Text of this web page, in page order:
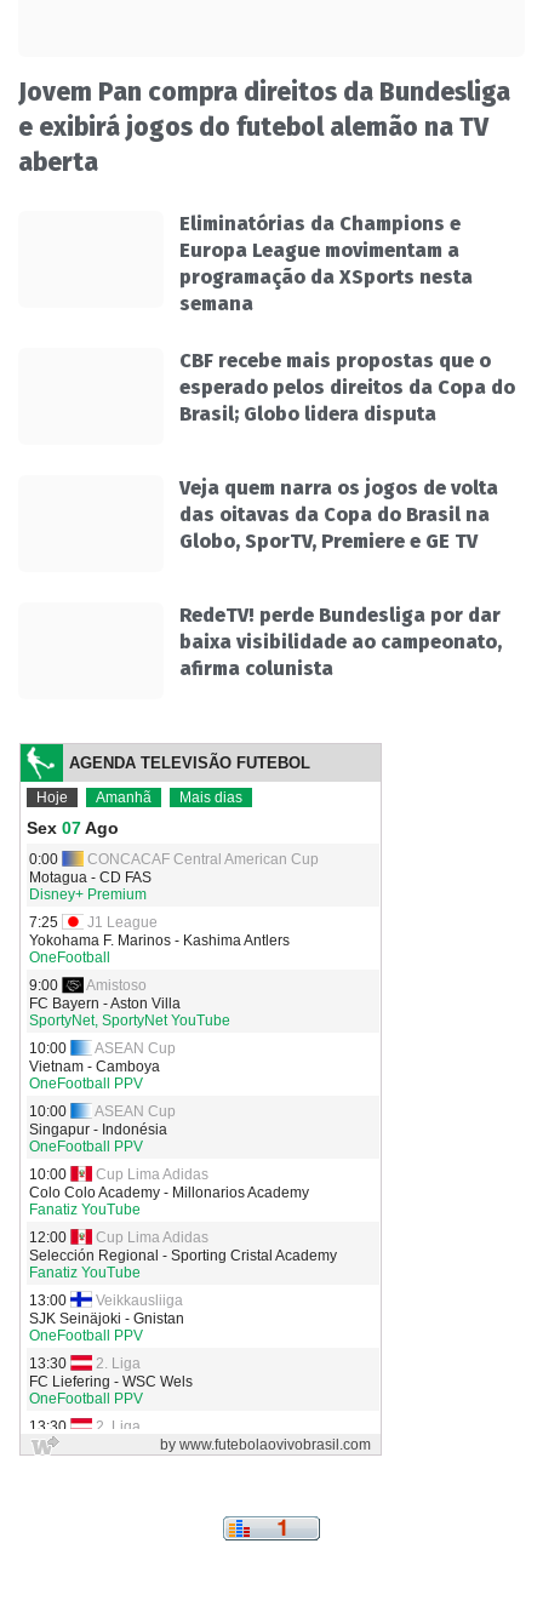
Jovem Pan compra direitos da Bundesliga
e exibirá jogos do futebol alemão na TV
aberta
Eliminatórias da Champions e
Europa League movimentam a
programação da XSports nesta
semana
CBF recebe mais propostas que o
esperado pelos direitos da Copa do
Brasil; Globo lidera disputa
Veja quem narra os jogos de volta
das oitavas da Copa do Brasil na
Globo, SporTV, Premiere e GE TV
RedeTV! perde Bundesliga por dar
baixa visibilidade ao campeonato,
afirma colunista